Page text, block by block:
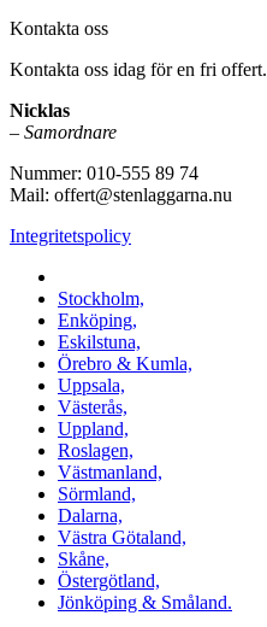
Kontakta oss
Kontakta oss idag för en fri offert.
Nicklas
– Samordnare
Nummer: 010-555 89 74
Mail: offert@stenlaggarna.nu
Integritetspolicy
Stockholm,
Enköping,
Eskilstuna,
Örebro & Kumla,
Uppsala,
Västerås,
Uppland,
Roslagen,
Västmanland,
Sörmland,
Dalarna,
Västra Götaland,
Skåne,
Östergötland,
Jönköping & Småland.